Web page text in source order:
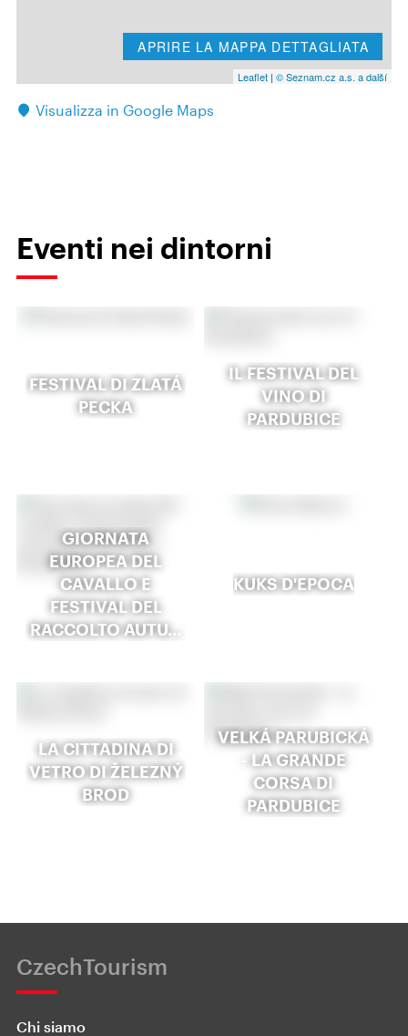
APRIRE LA MAPPA DETTAGLIATA
Leaflet | © Seznam.cz a.s. a další
Visualizza in Google Maps
Eventi nei dintorni
FESTIVAL DI ZLATÁ
PECKA
IL FESTIVAL DEL
VINO DI
PARDUBICE
GIORNATA
EUROPEA DEL
CAVALLO E
FESTIVAL DEL
RACCOLTO AUTU…
KUKS D'EPOCA
LA CITTADINA DI
VETRO DI ŽELEZNÝ
BROD
VELKÁ PARUBICKÁ
- LA GRANDE
CORSA DI
PARDUBICE
CzechTourism
Chi siamo